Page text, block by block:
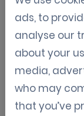
Jan 10, 2026
Tom Hendrix
ads, to
analyse our
about your
media,
who may
that you’ve